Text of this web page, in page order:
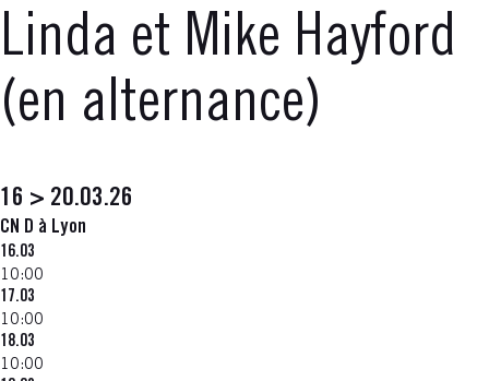
Linda et Mike Hayford
(en alternance)
16 > 20.03.26
CN D à Lyon
16.03
10:00
17.03
10:00
18.03
10:00